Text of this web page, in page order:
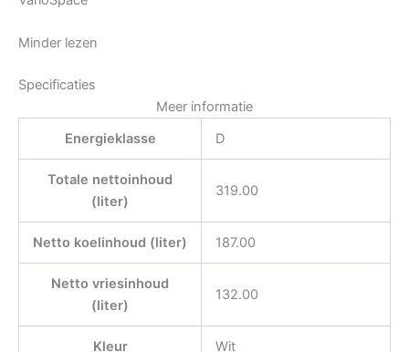
Minder lezen
Specificaties
Meer informatie
Energieklasse
D
Totale nettoinhoud
(liter)
319.00
Netto koelinhoud (liter) 187.00
Netto vriesinhoud
(liter)
132.00
Kleur Wit